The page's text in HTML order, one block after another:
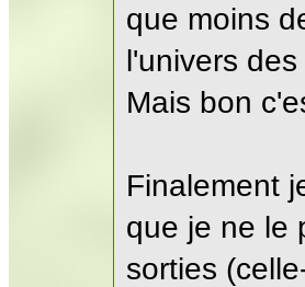
que moins
l'univers
Mais bon
Finalement
que je ne le
sorties